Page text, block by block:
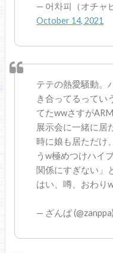
— 어차피（オチャ
October 14, 2021
テテの熱愛騒動。
き合ってるってい
てたwwさすが
展示会に一緒に居
時に娘も居ただけ
うw極めつけハイ
関係にすぎない」
はい、噂、おわり
— ざんぱ